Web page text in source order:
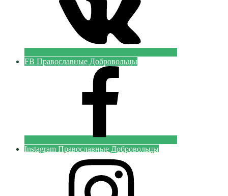
FB Православные Добровольцы
Instagram Православные Добровольцы